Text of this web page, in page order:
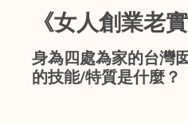
《女人創業老
身為四處為家的台灣
的技能/特質是什麼？